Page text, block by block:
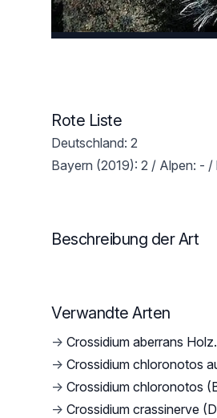
Rote Liste
Deutschland: 2
Bayern (2019): 2 / Alpen: - /
Beschreibung der Art
Verwandte Arten
→ Crossidium aberrans
→ Crossidium chloronotos
→ Crossidium chloronotos
→ Crossidium crassinerve